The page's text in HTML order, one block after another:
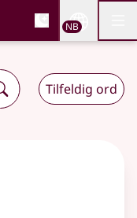
og
NB
Tilfeldig ord